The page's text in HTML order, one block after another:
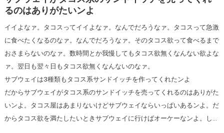
るのはありがたいンよ
イイよなァ。タコスってイイよなァ。なんでだろうなァ。タコスって急激
に食べたくなるのなァ。なんでだろうなァ。そのタコス欲って食べるまで
おさまらないのなァ。数時間とか我慢してもタコス欲無くなんない欲よな
ァ。翌日も翌々日もタコス欲無くなんないのなァ。
サブウェイは3種類もタコス系サンドイッチを作ってくれたンよ
だからサブウェイがタコス系のサンドイッチを売ってくれるのはありがた
いンよ。タコス屋はあまりないけどサブウェイならいっぱいあるンよ。だ
からタコス欲を満たしたいときサブウェイに行けばオーケーなンよ。し…